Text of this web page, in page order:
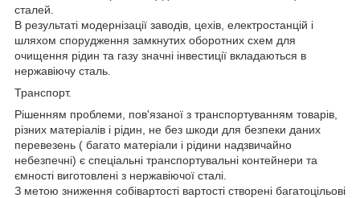
сталей.
В результаті модернізації заводів, цехів, електростанцій і
шляхом спорудження замкнутих оборотних схем для
очищення рідин та газу значні інвестиції вкладаються в
нержавіючу сталь.
Транспорт.
Рішенням проблеми, пов'язаної з транспортуванням товарів,
різних матеріалів і рідин, не без шкоди для безпеки даних
перевезень ( багато матеріали і рідини надзвичайно
небезпечні) є спеціальні транспортувальні контейнери та
ємності виготовлені з нержавіючої сталі.
З метою зниження собівартості вартості створені багатоцільові